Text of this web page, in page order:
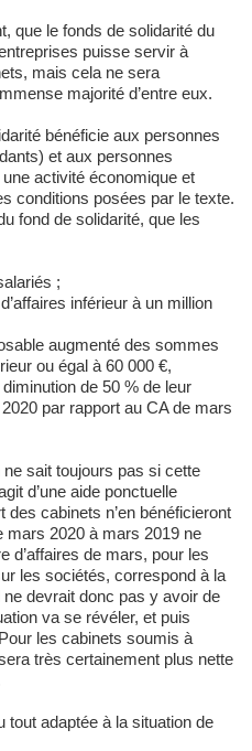
que le fonds de solidarité du
puisse servir à
mais cela ne sera
majorité d’entre eux.
bénéficie aux personnes
et aux personnes
activité économique et
conditions posées par le texte.
fond de solidarité, que les
;
inférieur à un million
augmenté des sommes
ou égal à 60 000 €,
de 50 % de leur
par rapport au CA de mars
ne sait toujours pas si cette
d’une aide ponctuelle
des cabinets n’en bénéficieront
mars 2020 à mars 2019 ne
d’affaires de mars, pour les
les sociétés, correspond à la
devrait donc pas y avoir de
va se révéler, et puis
les cabinets soumis à
très certainement plus nette
tout adaptée à la situation de